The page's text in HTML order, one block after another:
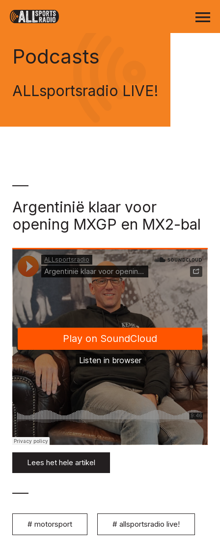
Podcasts
ALLsportsradio LIVE!
Argentinië klaar voor
opening MXGP en MX2-bal
Lees het hele artikel
# motorsport # allsportsradio live!